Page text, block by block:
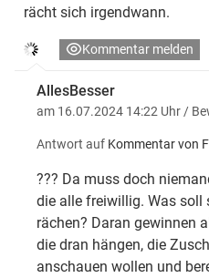
rächt sich irgendwann.
Kommentar melden
AllesBesser
am 16.07.2024 14:22 Uhr /
Antwort auf Kommentar von
??? Da muss doch
die alle freiwillig. Was soll
rächen? Daran gewinnen
die dran hängen, die
anschauen wollen und